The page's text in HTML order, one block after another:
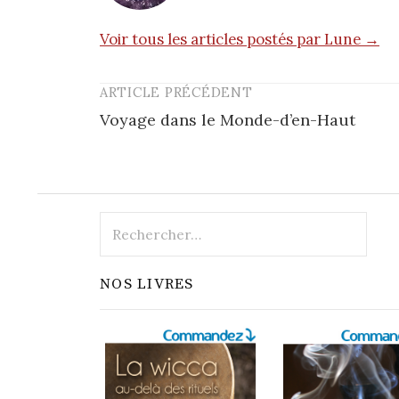
Voir tous les articles postés par Lune →
Post
navigation
ARTICLE PRÉCÉDENT
Voyage dans le Monde-d’en-Haut
NOS LIVRES